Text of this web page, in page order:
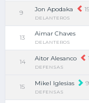
9 Jon Apodaka 15
DELANTEROS
13
Aimar Chaves
DELANTEROS
14 Aitor Alesanco
DEFENSAS
15 Mikel Iglesias 9
DEFENSAS